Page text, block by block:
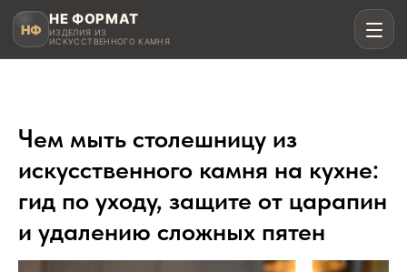
НФ
НЕ ФОРМАТ
ИЗДЕЛИЯ ИЗ
ИСКУССТВЕННОГО КАМНЯ
Рассчитать в MAX
Написать в Telegram
Чем мыть столешницу из
искусственного камня на кухне:
гид по уходу, защите от царапин
и удалению сложных пятен